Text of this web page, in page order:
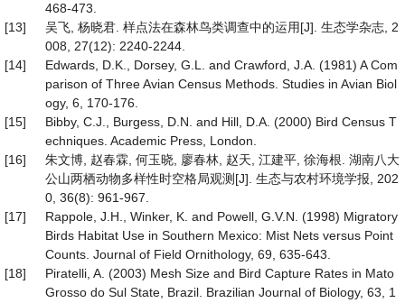
468-473.
[13]
吴飞, 杨晓君. 样点法在森林鸟类调查中的运用[J]. 生态学杂志, 2
008, 27(12): 2240-2244.
[14]
Edwards, D.K., Dorsey, G.L. and Crawford, J.A. (1981) A Com
parison of Three Avian Census Methods. Studies in Avian Biol
ogy, 6, 170-176.
[15]
Bibby, C.J., Burgess, D.N. and Hill, D.A. (2000) Bird Census T
echniques. Academic Press, London.
[16]
朱文博, 赵春霖, 何玉晓, 廖春林, 赵天, 江建平, 徐海根. 湖南八大
公山两栖动物多样性时空格局观测[J]. 生态与农村环境学报, 202
0, 36(8): 961-967.
[17]
Rappole, J.H., Winker, K. and Powell, G.V.N. (1998) Migratory
Birds Habitat Use in Southern Mexico: Mist Nets versus Point
Counts. Journal of Field Ornithology, 69, 635-643.
[18]
Piratelli, A. (2003) Mesh Size and Bird Capture Rates in Mato
Grosso do Sul State, Brazil. Brazilian Journal of Biology, 63, 1